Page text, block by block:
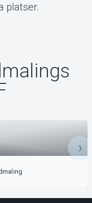
platser.